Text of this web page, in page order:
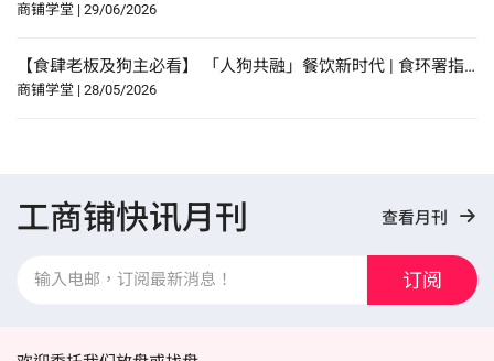
商铺学堂 | 29/06/2026
【食肆老板及狗主必看】 「人狗共融」餐饮新时代 | 食环署指引懒人包！
商铺学堂 | 28/05/2026
工商铺快讯月刊 查看月刊
订阅